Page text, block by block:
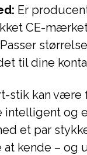
Er
CE-
Passer
til dine
stik kan være
intelligent og
et par
at kende – og